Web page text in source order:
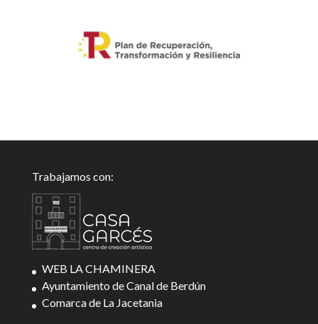
Trabajamos con:
WEB LA CHAMINERA
Ayuntamiento de Canal de Berdún
Comarca de La Jacetania